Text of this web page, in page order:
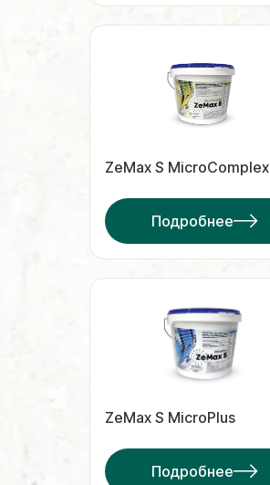
ZeMax S MicroComplex
Подробнее
ZeMax S MicroPlus
Подробнее